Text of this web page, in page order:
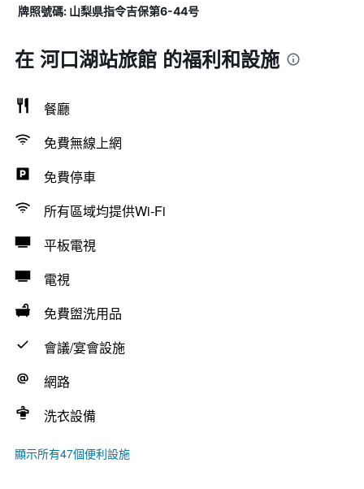
牌照號碼: 山梨県指令吉保第6-44号
在 河口湖站旅館 的福利和設施
餐廳
免費無線上網
免費停車
所有區域均提供Wi-Fi
平板電視
電視
免費盥洗用品
會議/宴會設施
網路
洗衣設備
顯示所有47個便利設施